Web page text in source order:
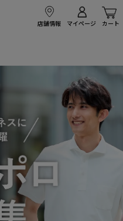
店舗情報 マイページ カート